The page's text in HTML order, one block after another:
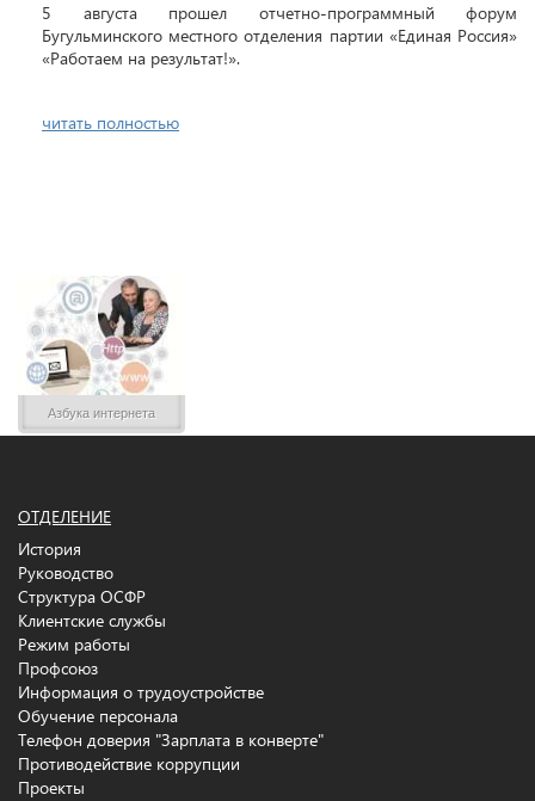
5 августа прошел отчетно-программный форум
Бугульминского местного отделения партии «Единая Россия»
«Работаем на результат!».
читать полностью
Азбука интернета
ОТДЕЛЕНИЕ
История
Руководство
Структура ОСФР
Клиентские службы
Режим работы
Профсоюз
Информация о трудоустройстве
Обучение персонала
Телефон доверия "Зарплата в конверте"
Противодействие коррупции
Проекты